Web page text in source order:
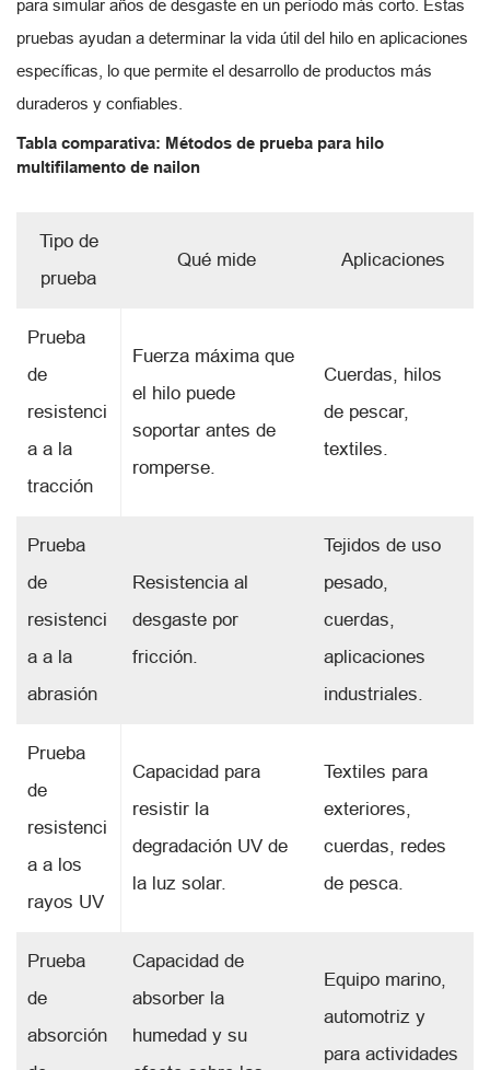
para simular años de desgaste en un período más corto. Estas
pruebas ayudan a determinar la vida útil del hilo en aplicaciones
específicas, lo que permite el desarrollo de productos más
duraderos y confiables.
Tabla comparativa: Métodos de prueba para hilo
multifilamento de nailon
Tipo de
prueba
Qué mide Aplicaciones
Prueba
de
resistenci
a a la
tracción
Fuerza máxima que
el hilo puede
soportar antes de
romperse.
Cuerdas, hilos
de pescar,
textiles.
Prueba
de
resistenci
a a la
abrasión
Resistencia al
desgaste por
fricción.
Tejidos de uso
pesado,
cuerdas,
aplicaciones
industriales.
Prueba
de
resistenci
a a los
rayos UV
Capacidad para
resistir la
degradación UV de
la luz solar.
Textiles para
exteriores,
cuerdas, redes
de pesca.
Prueba
de
absorción
Capacidad de
absorber la
humedad y su
Equipo marino,
automotriz y
para actividades